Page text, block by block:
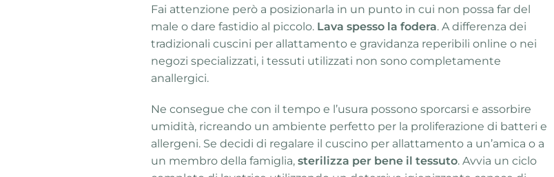
Fai attenzione però a posizionarla in un punto in cui non possa far del
male o dare fastidio al piccolo. Lava spesso la fodera. A differenza dei
tradizionali cuscini per allattamento e gravidanza reperibili online o nei
negozi specializzati, i tessuti utilizzati non sono completamente
anallergici.
Ne consegue che con il tempo e l’usura possono sporcarsi e assorbire
umidità, ricreando un ambiente perfetto per la proliferazione di batteri e
allergeni. Se decidi di regalare il cuscino per allattamento a un’amica o a
un membro della famiglia, sterilizza per bene il tessuto. Avvia un ciclo